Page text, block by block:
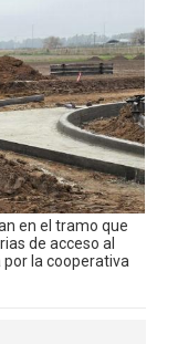
en el tramo que
de acceso al
por la cooperativa